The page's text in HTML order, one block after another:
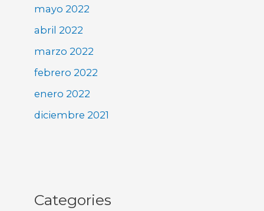
mayo 2022
abril 2022
marzo 2022
febrero 2022
enero 2022
diciembre 2021
Categories